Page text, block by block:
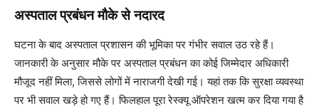
अस्पताल प्रबंधन मौके से नदारद
घटना के बाद अस्पताल प्रशासन की भूमिका पर गंभीर सवाल उठ रहे हैं।
जानकारी के अनुसार मौके पर अस्पताल प्रबंधन का कोई जिम्मेदार अधिकारी
मौजूद नहीं मिला, जिससे लोगों में नाराजगी देखी गई। यहां तक कि सुरक्षा व्यवस्था
पर भी सवाल खड़े हो गए हैं। फिलहाल पूरा रेस्क्यू ऑपरेशन खत्म कर दिया गया है